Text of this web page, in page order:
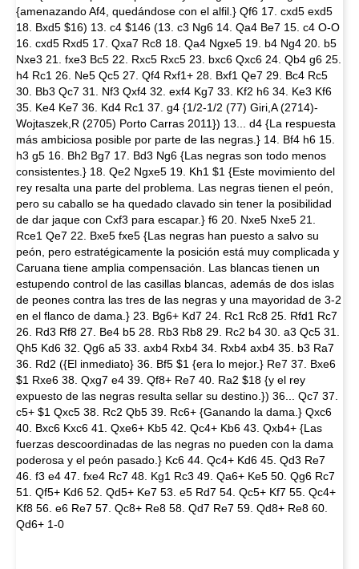
{amenazando Af4, quedándose con el alfil.} Qf6 17. cxd5 exd5
18. Bxd5 $16) 13. c4 $146 (13. c3 Ng6 14. Qa4 Be7 15. c4 O-O
16. cxd5 Rxd5 17. Qxa7 Rc8 18. Qa4 Ngxe5 19. b4 Ng4 20. b5
Nxe3 21. fxe3 Bc5 22. Rxc5 Rxc5 23. bxc6 Qxc6 24. Qb4 g6 25.
h4 Rc1 26. Ne5 Qc5 27. Qf4 Rxf1+ 28. Bxf1 Qe7 29. Bc4 Rc5
30. Bb3 Qc7 31. Nf3 Qxf4 32. exf4 Kg7 33. Kf2 h6 34. Ke3 Kf6
35. Ke4 Ke7 36. Kd4 Rc1 37. g4 {1/2-1/2 (77) Giri,A (2714)-
Wojtaszek,R (2705) Porto Carras 2011}) 13... d4 {La respuesta
más ambiciosa posible por parte de las negras.} 14. Bf4 h6 15.
h3 g5 16. Bh2 Bg7 17. Bd3 Ng6 {Las negras son todo menos
consistentes.} 18. Qe2 Ngxe5 19. Kh1 $1 {Este movimiento del
rey resalta una parte del problema. Las negras tienen el peón,
pero su caballo se ha quedado clavado sin tener la posibilidad
de dar jaque con Cxf3 para escapar.} f6 20. Nxe5 Nxe5 21.
Rce1 Qe7 22. Bxe5 fxe5 {Las negras han puesto a salvo su
peón, pero estratégicamente la posición está muy complicada y
Caruana tiene amplia compensación. Las blancas tienen un
estupendo control de las casillas blancas, además de dos islas
de peones contra las tres de las negras y una mayoridad de 3-2
en el flanco de dama.} 23. Bg6+ Kd7 24. Rc1 Rc8 25. Rfd1 Rc7
26. Rd3 Rf8 27. Be4 b5 28. Rb3 Rb8 29. Rc2 b4 30. a3 Qc5 31.
Qh5 Kd6 32. Qg6 a5 33. axb4 Rxb4 34. Rxb4 axb4 35. b3 Ra7
36. Rd2 ({El inmediato} 36. Bf5 $1 {era lo mejor.} Re7 37. Bxe6
$1 Rxe6 38. Qxg7 e4 39. Qf8+ Re7 40. Ra2 $18 {y el rey
expuesto de las negras resulta sellar su destino.}) 36... Qc7 37.
c5+ $1 Qxc5 38. Rc2 Qb5 39. Rc6+ {Ganando la dama.} Qxc6
40. Bxc6 Kxc6 41. Qxe6+ Kb5 42. Qc4+ Kb6 43. Qxb4+ {Las
fuerzas descoordinadas de las negras no pueden con la dama
poderosa y el peón pasado.} Kc6 44. Qc4+ Kd6 45. Qd3 Re7
46. f3 e4 47. fxe4 Rc7 48. Kg1 Rc3 49. Qa6+ Ke5 50. Qg6 Rc7
51. Qf5+ Kd6 52. Qd5+ Ke7 53. e5 Rd7 54. Qc5+ Kf7 55. Qc4+
Kf8 56. e6 Re7 57. Qc8+ Re8 58. Qd7 Re7 59. Qd8+ Re8 60.
Qd6+ 1-0